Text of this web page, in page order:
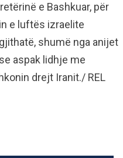
e Bashkuar, për
e luftës izraelite
shumë nga anijet
aspak lidhje me
drejt Iranit./ REL